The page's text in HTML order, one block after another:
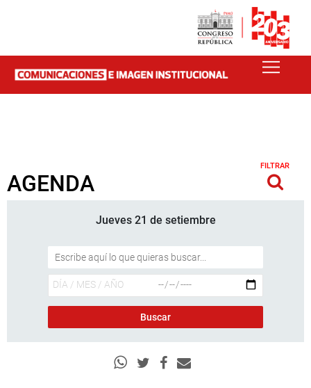
AGENDA
FILTRAR
Jueves 21 de setiembre